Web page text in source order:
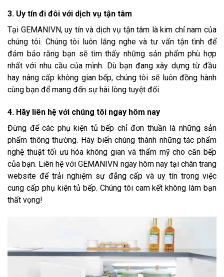
3. Uy tín đi đôi với dịch vụ tận tâm
Tại GEMANIVN, uy tín và dịch vụ tận tâm là kim chỉ nam của
chúng tôi. Chúng tôi luôn lắng nghe và tư vấn tận tình để
đảm bảo rằng bạn sẽ tìm thấy những sản phẩm phù hợp
nhất với nhu cầu của mình. Dù bạn đang xây dựng từ đầu
hay nâng cấp không gian bếp, chúng tôi sẽ luôn đồng hành
cùng bạn để mang đến sự hài lòng tuyệt đối.
4. Hãy liên hệ với chúng tôi ngay hôm nay
Đừng để các phụ kiện tủ bếp chỉ đơn thuần là những sản
phẩm thông thường. Hãy biến chúng thành những tác phẩm
nghệ thuật tối ưu hóa không gian và thẩm mỹ cho căn bếp
của bạn. Liên hệ với GEMANIVN ngay hôm nay tại chân trang
website để trải nghiệm sự đẳng cấp và uy tín trong việc
cung cấp phụ kiện tủ bếp. Chúng tôi cam kết không làm bạn
thất vọng!